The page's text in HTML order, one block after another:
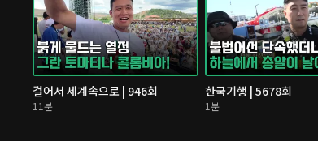
걸어서 세계속으로 | 946회
11분
한국기행 | 5678회
1분